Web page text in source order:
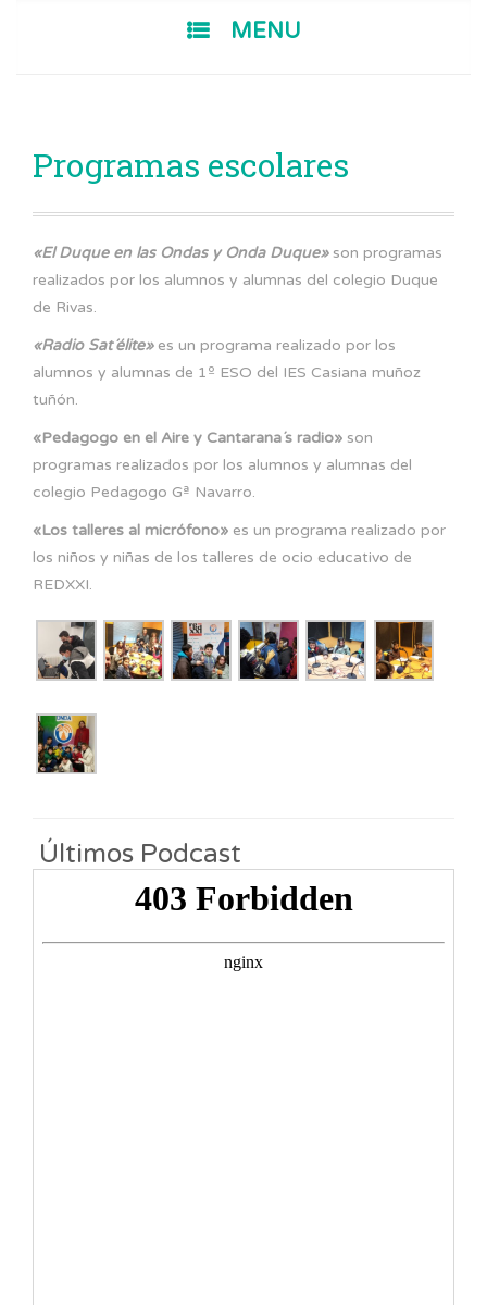
MENU
Programas escolares
«El Duque en las Ondas y Onda Duque» son programas
realizados por los alumnos y alumnas del colegio Duque
de Rivas.
«Radio Sat´élite» es un programa realizado por los
alumnos y alumnas de 1º ESO del IES Casiana muñoz
tuñón.
«Pedagogo en el Aire y Cantarana´s radio» son
programas realizados por los alumnos y alumnas del
colegio Pedagogo Gª Navarro.
«Los talleres al micrófono» es un programa realizado por
los niños y niñas de los talleres de ocio educativo de
REDXXI.
Últimos Podcast